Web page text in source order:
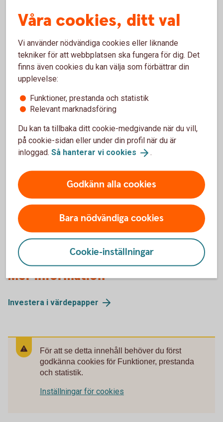
I internetbanken och vår app
Köp och sälj värdepapper.
Se ditt innehav
Tips!
Mer information
Investera i värdepapper
För att se detta innehåll behöver du först
godkänna cookies för Funktioner, prestanda
och statistik.
Inställningar för cookies
Våra cookies, ditt val
Vi använder nödvändiga cookies eller liknande
tekniker för att webbplatsen ska fungera för dig. Det
finns även cookies du kan välja som förbättrar din
upplevelse:
Funktioner, prestanda och statistik
Relevant marknadsföring
Du kan ta tillbaka ditt cookie-medgivande när du vill,
på cookie-sidan eller under din profil när du är
inloggad. Så hanterar vi cookies .
Godkänn alla cookies
Bara nödvändiga cookies
Cookie-inställningar